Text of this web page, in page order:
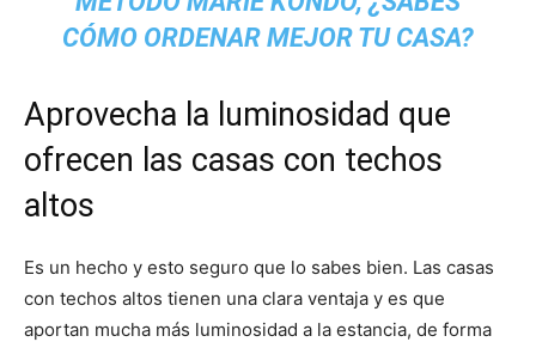
CÓMO ORDENAR MEJOR TU CASA?
Aprovecha la luminosidad que
ofrecen las casas con techos
altos
Es un hecho y esto seguro que lo sabes bien. Las casas
con techos altos tienen una clara ventaja y es que
aportan mucha más luminosidad a la estancia, de forma